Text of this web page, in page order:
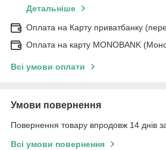
Детальніше
Оплата на Карту приватбанку
Оплата на карту MONOBANK
Всі умови оплати
Умови повернення
Повернення товару впродовж 14 днів
Всі умови повернення